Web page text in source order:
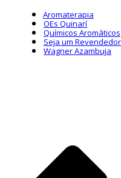
Aromaterapia
OEs Quinarí
Químicos Aromáticos
Seja um Revendedor
Wagner Azambuja